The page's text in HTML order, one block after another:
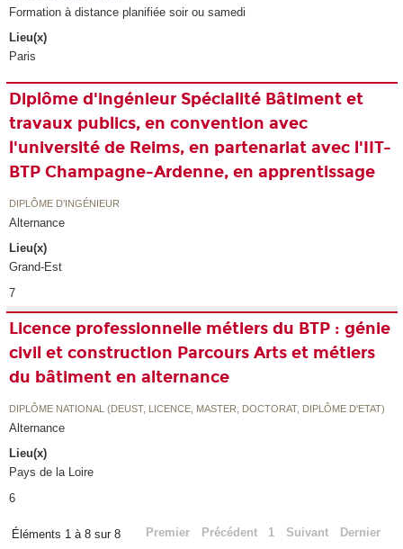
Formation à distance planifiée soir ou samedi
Lieu(x)
Paris
Diplôme d'ingénieur Spécialité Bâtiment et
travaux publics, en convention avec
l'université de Reims, en partenariat avec l'IIT-
BTP Champagne-Ardenne, en apprentissage
DIPLÔME D'INGÉNIEUR
Alternance
Lieu(x)
Grand-Est
7
Licence professionnelle métiers du BTP : génie
civil et construction Parcours Arts et métiers
du bâtiment en alternance
DIPLÔME NATIONAL (DEUST, LICENCE, MASTER, DOCTORAT, DIPLÔME D'ETAT)
Alternance
Lieu(x)
Pays de la Loire
6
Éléments 1 à 8 sur 8 Premier Précédent 1 Suivant Dernier